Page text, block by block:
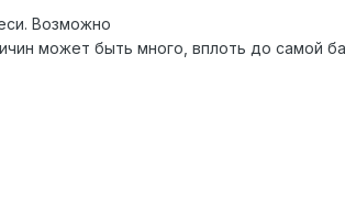
Возможно
может быть много, вплоть до самой